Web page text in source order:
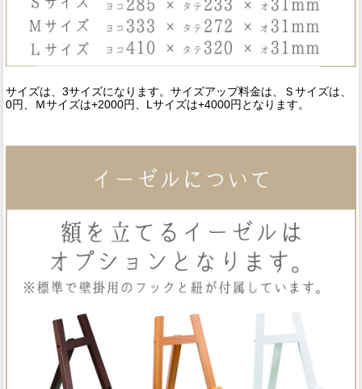
サイズは、3サイズになります。サイズアップ料金は、Ｓサイズは、
0円、Ｍサイズは+2000円、Lサイズは+4000円となります。